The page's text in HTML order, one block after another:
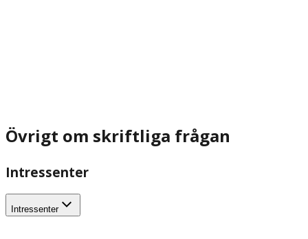
Övrigt om skriftliga frågan
Intressenter
Intressenter